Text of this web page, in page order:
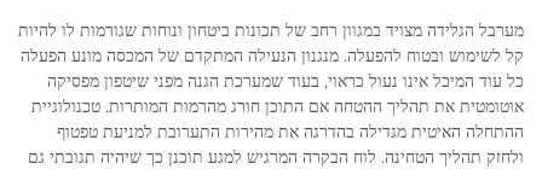
מערבל הגלידה מצויד במגוון רחב של תכונות ביטחון ונוחות שגורמות לו להיות
קל לשימוש ובטוח להפעלה. מנגנון הנעילה המתקדם של המכסה מונע הפעלה
כל עוד המיכל אינו נעול כראוי, בעוד שמערכת הגנה מפני שיטפון מפסיקה
אוטומטית את תהליך ההטחה אם התוכן חורג מהרמות המותרות. טכנולוגיית
ההתחלה האיטית מגדילה בהדרגה את מהירות התערובת למניעת טפטוף
ולחזק תהליך הטחינה. לוח הבקרה המרגיש למגע תוכנן כך שיהיה תגובתי גם